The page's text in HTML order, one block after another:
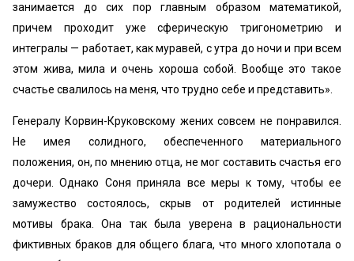
занимается до сих пор главным образом математикой,
причем проходит уже сферическую тригоно­метрию и
интегралы — работает, как муравей, с утра до ночи и при всем
этом жива, мила и очень хороша собой. Вообще это такое
счастье свалилось на меня, что трудно себе и представить».
Генералу Корвин-Круковскому жених совсем не по­нравился.
Не имея солидного, обеспеченного материаль­ного
положения, он, по мнению отца, не мог составить счастья его
дочери. Однако Соня приняла все меры к тому, чтобы ее
замужество состоялось, скрыв от родите­лей истинные
мотивы брака. Она так была уверена в рациональности
фиктивных браков для общего блага, что много хлопотала о